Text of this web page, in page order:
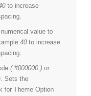
to increase
value to
40 to increase
( #000000 ) or
. Sets the
for Theme Option